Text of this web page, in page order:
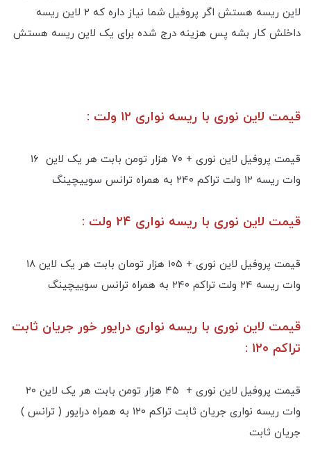
لاین ریسه هستش اگر پروفیل شما نیاز داره که ۲ لاین ریسه
داخلش کار بشه پس هزینه درج شده برای یک لاین ریسه هستش
قیمت لاین نوری با ریسه نواری ۱۲ ولت :
قیمت پروفیل لاین نوری + ۷۰ هزار تومن بابت هر یک لاین ۱۶
وات ریسه ۱۲ ولت تراکم ۲۴۰ به همراه ترانس سوییچینگ
قیمت لاین نوری با ریسه نواری ۲۴ ولت :
قیمت پروفیل لاین نوری + ۱۰۵ هزار تومان بابت هر یک لاین ۱۸
وات ریسه ۲۴ ولت تراکم ۲۴۰ به همراه ترانس سوییچینگ
قیمت لاین نوری با ریسه نواری درایور خور جریان ثابت
تراکم ۱۲۰ :
قیمت پروفیل لاین نوری + ۴۵ هزار تومن بابت هر یک لاین ۲۰
وات ریسه نواری جریان ثابت تراکم ۱۲۰ به همراه درایور ( ترانس )
جریان ثابت